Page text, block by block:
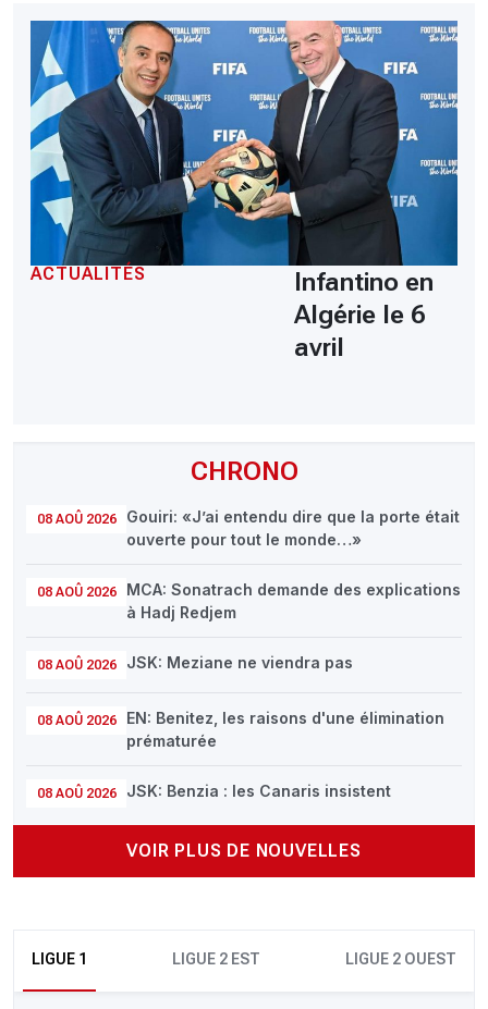
CHRONO
08 AOÛ 2026
Gouiri: «J’ai entendu dire que la porte était
ouverte pour tout le monde…»
08 AOÛ 2026
MCA: Sonatrach demande des explications
à Hadj Redjem
08 AOÛ 2026 JSK: Meziane ne viendra pas
08 AOÛ 2026
EN: Benitez, les raisons d'une élimination
prématurée
08 AOÛ 2026 JSK: Benzia : les Canaris insistent
VOIR PLUS DE NOUVELLES
LIGUE 1 LIGUE 2 EST LIGUE 2 OUEST
ACTUALITÉS
Infantino en
Algérie le 6
avril